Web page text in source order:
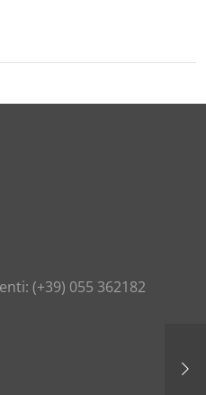
(+39) 055 362182